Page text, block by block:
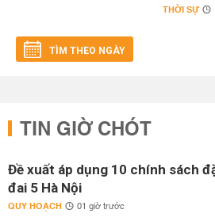
THỜI SỰ
TÌM THEO NGÀY
TIN GIỜ CHÓT
Đề xuất áp dụng 10 chính sách
đai 5 Hà Nội
QUY HOẠCH 01 giờ trước